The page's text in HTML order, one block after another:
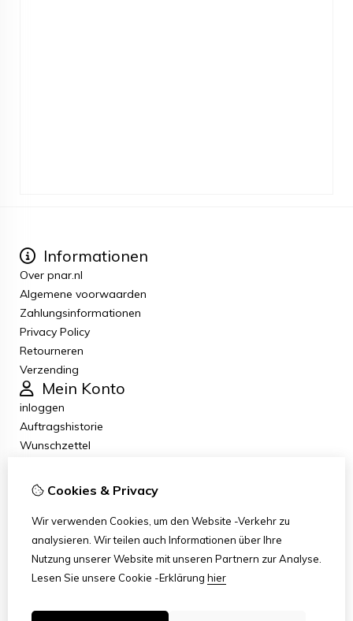
Informationen
Over pnar.nl
Algemene voorwaarden
Zahlungsinformationen
Privacy Policy
Retourneren
Verzending
Mein Konto
inloggen
Auftragshistorie
Wunschzettel
Kundenservice
Retouren
Übersicht
Klachten
Klantenservice contact
Cookies & Privacy
Wir verwenden Cookies, um den Website -Verkehr zu
analysieren. Wir teilen auch Informationen über Ihre
Nutzung unserer Website mit unseren Partnern zur Analyse.
Lesen Sie unsere Cookie -Erklärung hier